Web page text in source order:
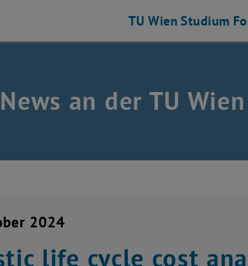
TU Wien Studium
an der TU Wien
2024
life cycle cost